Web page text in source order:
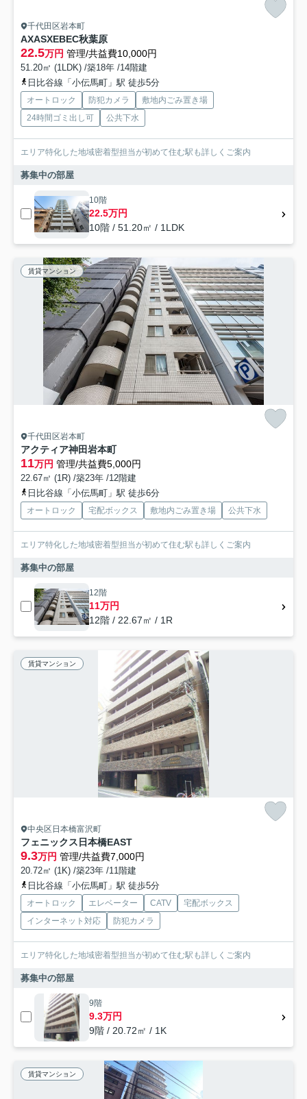
千代田区岩本町
AXASXEBEC秋葉原
22.5万円 管理/共益費10,000円
51.20㎡ (1LDK) /築18年 /14階建
日比谷線「小伝馬町」駅 徒歩5分
オートロック 防犯カメラ
敷地内ごみ置き場
24時間ゴミ出し可
公共下水
エリア特化した地域密着型担当が初めて住む駅も詳しくご案内
募集中の部屋
10階
22.5万円
10階 / 51.20㎡ / 1LDK
賃貸マンション
千代田区岩本町
アクティア神田岩本町
11万円 管理/共益費5,000円
22.67㎡ (1R) /築23年 /12階建
日比谷線「小伝馬町」駅 徒歩6分
オートロック 宅配ボックス 敷地内ごみ置き場 公共下水
エリア特化した地域密着型担当が初めて住む駅も詳しくご案内
募集中の部屋
12階
11万円
12階 / 22.67㎡ / 1R
賃貸マンション
中央区日本橋富沢町
フェニックス日本橋EAST
9.3万円 管理/共益費7,000円
20.72㎡ (1K) /築23年 /11階建
日比谷線「小伝馬町」駅 徒歩5分
オートロック エレベーター CATV
宅配ボックス
インターネット対応
防犯カメラ
エリア特化した地域密着型担当が初めて住む駅も詳しくご案内
募集中の部屋
9階
9.3万円
9階 / 20.72㎡ / 1K
賃貸マンション